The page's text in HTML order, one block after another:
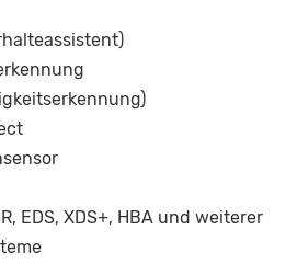
EDS, XDS+, HBA und weiterer